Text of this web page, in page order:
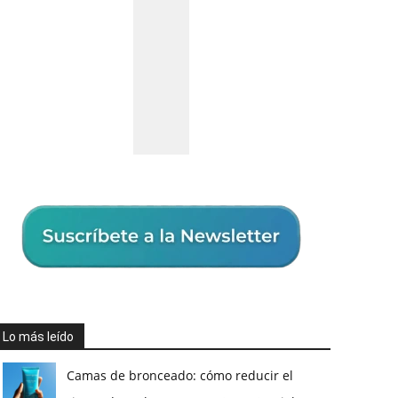
Lo más leído
Camas de bronceado: cómo reducir el